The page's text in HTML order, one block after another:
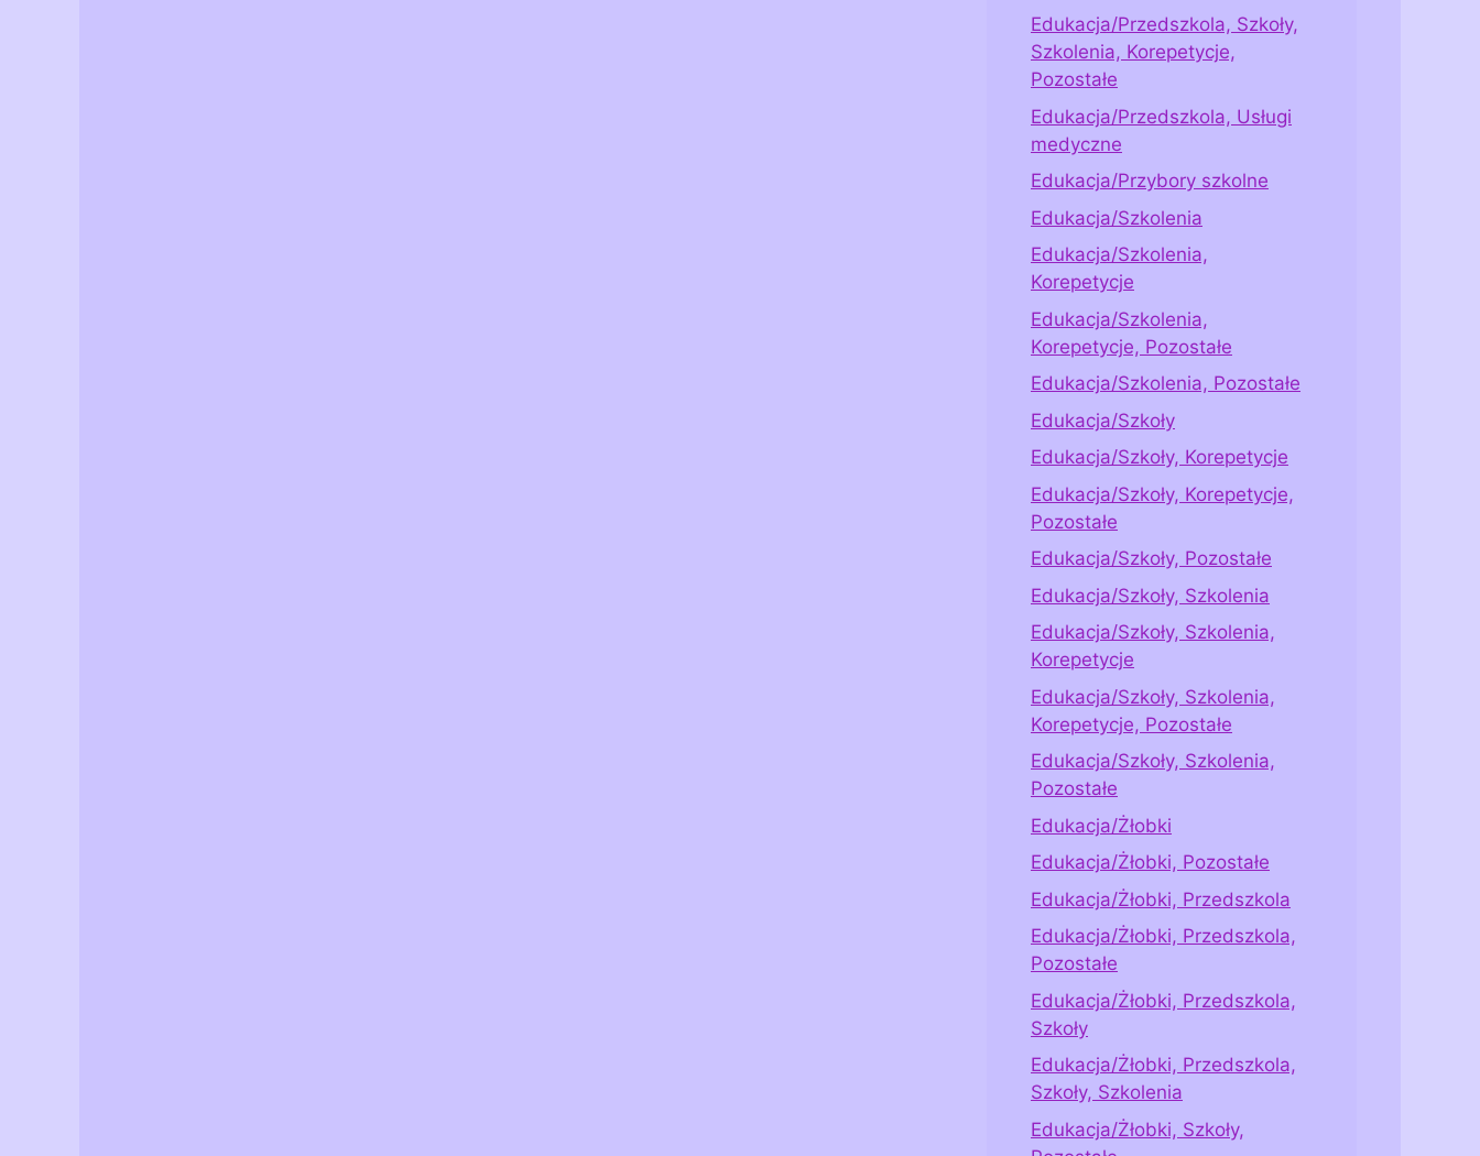
Edukacja/Przedszkola, Szkoły,
Szkolenia, Korepetycje,
Pozostałe
Edukacja/Przedszkola, Usługi
medyczne
Edukacja/Przybory szkolne
Edukacja/Szkolenia
Edukacja/Szkolenia,
Korepetycje
Edukacja/Szkolenia,
Korepetycje, Pozostałe
Edukacja/Szkolenia, Pozostałe
Edukacja/Szkoły
Edukacja/Szkoły, Korepetycje
Edukacja/Szkoły, Korepetycje,
Pozostałe
Edukacja/Szkoły, Pozostałe
Edukacja/Szkoły, Szkolenia
Edukacja/Szkoły, Szkolenia,
Korepetycje
Edukacja/Szkoły, Szkolenia,
Korepetycje, Pozostałe
Edukacja/Szkoły, Szkolenia,
Pozostałe
Edukacja/Żłobki
Edukacja/Żłobki, Pozostałe
Edukacja/Żłobki, Przedszkola
Edukacja/Żłobki, Przedszkola,
Pozostałe
Edukacja/Żłobki, Przedszkola,
Szkoły
Edukacja/Żłobki, Przedszkola,
Szkoły, Szkolenia
Edukacja/Żłobki, Szkoły,